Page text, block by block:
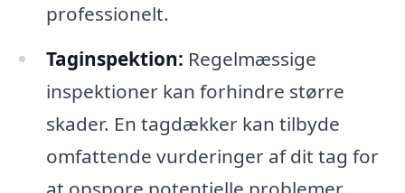
professionelt.
Taginspektion: Regelmæssige
inspektioner kan forhindre større
skader. En tagdækker kan tilbyde
omfattende vurderinger af dit tag for